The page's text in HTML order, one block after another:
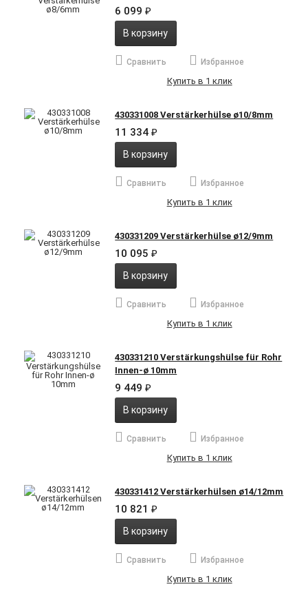
6 099₽
В корзину
Сравнить Избранное
Купить в 1 клик
430331008 Verstärkerhülse ø10/8mm
11 334₽
В корзину
Сравнить Избранное
Купить в 1 клик
430331209 Verstärkerhülse ø12/9mm
10 095₽
В корзину
Сравнить Избранное
Купить в 1 клик
430331210 Verstärkungshülse für Rohr
Innen-ø 10mm
9 449₽
В корзину
Сравнить Избранное
Купить в 1 клик
430331412 Verstärkerhülsen ø14/12mm
10 821₽
В корзину
Сравнить Избранное
Купить в 1 клик